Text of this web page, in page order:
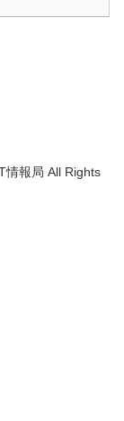
情報局 All Rights